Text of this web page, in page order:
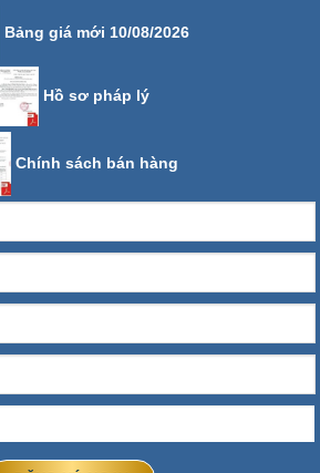
Bảng giá mới 10/08/2026
Hồ sơ pháp lý
Chính sách bán hàng